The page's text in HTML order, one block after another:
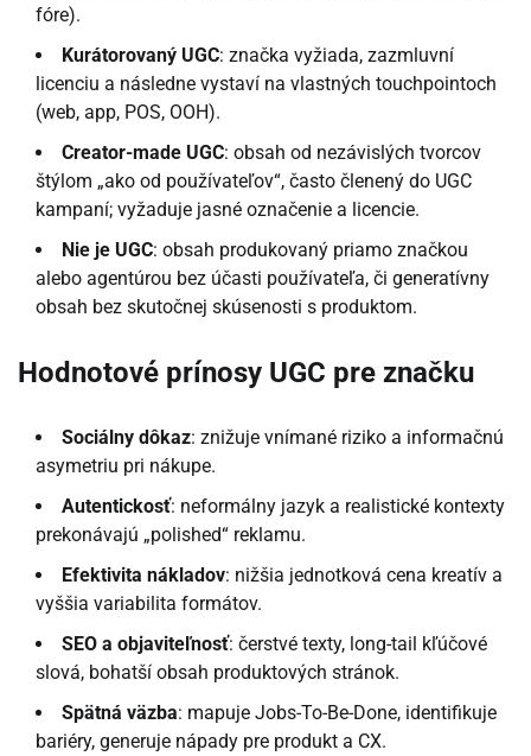
fóre).
Kurátorovaný UGC: značka vyžiada, zazmluvní
licenciu a následne vystaví na vlastných touchpointoch
(web, app, POS, OOH).
Creator-made UGC: obsah od nezávislých tvorcov
štýlom „ako od používateľov“, často členený do UGC
kampaní; vyžaduje jasné označenie a licencie.
Nie je UGC: obsah produkovaný priamo značkou
alebo agentúrou bez účasti používateľa, či generatívny
obsah bez skutočnej skúsenosti s produktom.
Hodnotové prínosy UGC pre značku
Sociálny dôkaz: znižuje vnímané riziko a informačnú
asymetriu pri nákupe.
Autentickosť: neformálny jazyk a realistické kontexty
prekonávajú „polished“ reklamu.
Efektivita nákladov: nižšia jednotková cena kreatív a
vyššia variabilita formátov.
SEO a objaviteľnosť: čerstvé texty, long-tail kľúčové
slová, bohatší obsah produktových stránok.
Spätná väzba: mapuje Jobs-To-Be-Done, identifikuje
bariéry, generuje nápady pre produkt a CX.